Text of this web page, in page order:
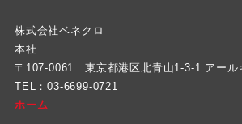
株式会社ベネクロ
本社
〒107-0061 東京都港区北青山1-3-1 アール
TEL：03-6699-0721
ホーム